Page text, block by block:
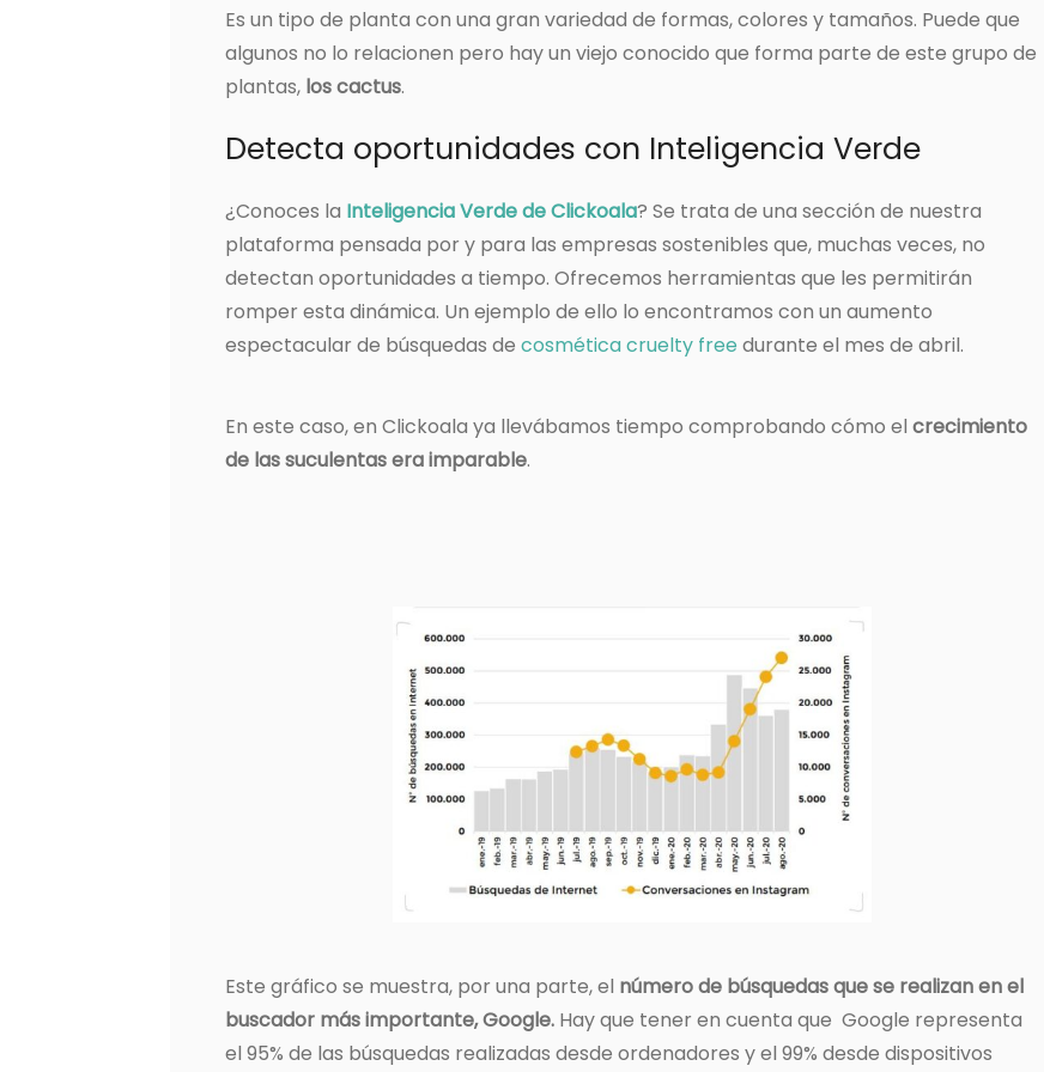
Es un tipo de planta con una gran variedad de formas, colores y tamaños. Puede que
algunos no lo relacionen pero hay un viejo conocido que forma parte de este grupo de
plantas, los cactus.
Detecta oportunidades con Inteligencia Verde
¿Conoces la Inteligencia Verde de Clickoala? Se trata de una sección de nuestra
plataforma pensada por y para las empresas sostenibles que, muchas veces, no
detectan oportunidades a tiempo. Ofrecemos herramientas que les permitirán
romper esta dinámica. Un ejemplo de ello lo encontramos con un aumento
espectacular de búsquedas de cosmética cruelty free durante el mes de abril.
En este caso, en Clickoala ya llevábamos tiempo comprobando cómo el crecimiento
de las suculentas era imparable.
Este gráfico se muestra, por una parte, el número de búsquedas que se realizan en el
buscador más importante, Google. Hay que tener en cuenta que Google representa
el 95% de las búsquedas realizadas desde ordenadores y el 99% desde dispositivos